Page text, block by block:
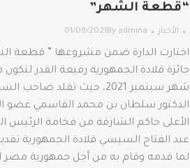
“قطعة الشهر”
الأخبار By admina
01/09/2021
اختارت الدارة ضمن مشروعها ” قطعة
جائزة قلادة الجمهورية رفيعة القدر
شهر سبتمبر 2021، حيث تقلد
الدكتور سلطان بن محمد القاسمي عضو
الأعلى حاكم الشارقة من فخامة الرئيس
عبد الفتاح السيسي قلادة الجمهورية
لما قدمه وقام به من أجل جمهورية مصر